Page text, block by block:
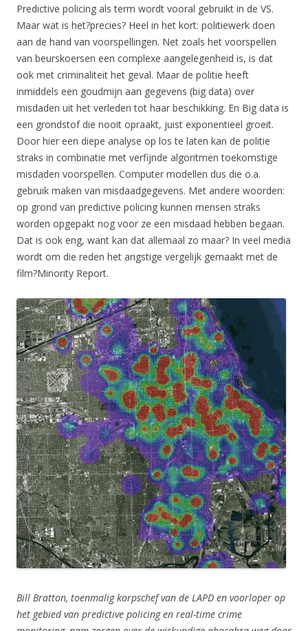
Predictive policing als term wordt vooral gebruikt in de VS.
Maar wat is het?precies? Heel in het kort: politiewerk doen
aan de hand van voorspellingen. Net zoals het voorspellen
van beurskoersen een complexe aangelegenheid is, is dat
ook met criminaliteit het geval. Maar de politie heeft
inmiddels een goudmijn aan gegevens (big data) over
misdaden uit het verleden tot haar beschikking. En Big data is
een grondstof die nooit opraakt, juist exponentieel groeit.
Door hier een diepe analyse op los te laten kan de politie
straks in combinatie met verfijnde algoritmen toekomstige
misdaden voorspellen. Computer modellen dus die o.a.
gebruik maken van misdaadgegevens. Met andere woorden:
op grond van predictive policing kunnen mensen straks
worden opgepakt nog voor ze een misdaad hebben begaan.
Dat is ook eng, want kan dat allemaal zo maar? In veel media
wordt om die reden het angstige vergelijk gemaakt met de
film?Minority Report.
Bill Bratton, toenmalig korpschef van de LAPD en voorloper op
het gebied van predictive policing en real-time crime